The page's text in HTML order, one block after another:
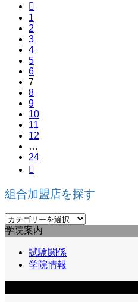

1
2
3
4
5
6
7
8
9
10
11
12
…
24

組合加盟店を探す
組
合
を
探
学院案内
試験関係
学院情報